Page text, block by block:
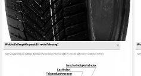
IMPERIAL
Ganzjahresreifen VAN